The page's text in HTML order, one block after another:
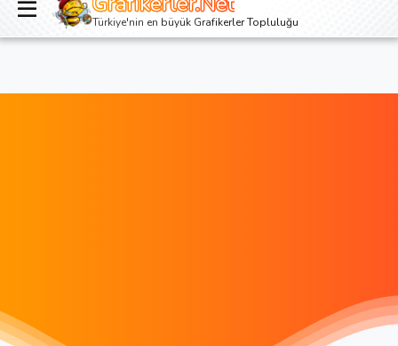
Giriş yap Kayıt ol
Türkiye'nin en büyük Grafikerler Topluluğu